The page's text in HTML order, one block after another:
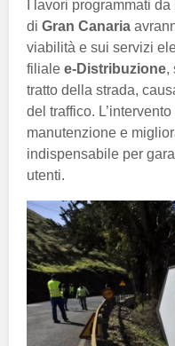
I lavori programmati da
di Gran Canaria
viabilità e sui servizi
filiale e-Distribuzione,
tratto della strada,
del traffico.
manutenzione e
indispensabile per
utenti.